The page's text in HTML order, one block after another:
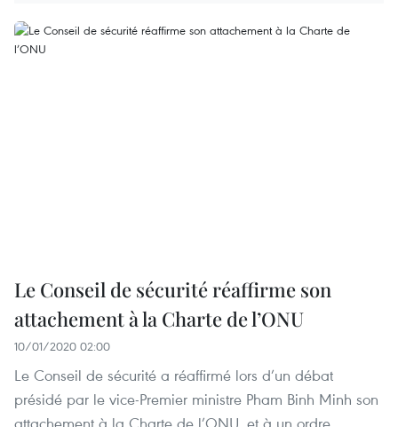
Le Conseil de sécurité réaffirme son
attachement à la Charte de l’ONU
10/01/2020 02:00
Le Conseil de sécurité a réaffirmé lors d’un débat
présidé par le vice-Premier ministre Pham Binh Minh son
attachement à la Charte de l’ONU, et à un ordre